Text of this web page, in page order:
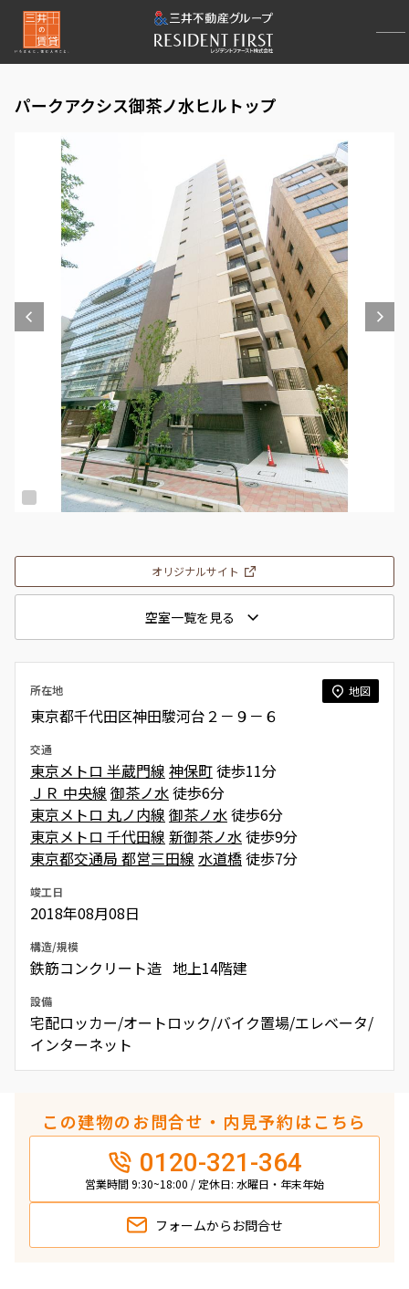
パークアクシス御茶ノ水ヒルトップ
オリジナルサイト
空室一覧を見る
所在地 地図
東京都千代田区神田駿河台２－９－６
交通
東京メトロ 半蔵門線 神保町徒歩11分
ＪＲ 中央線 御茶ノ水徒歩6分
東京メトロ 丸ノ内線 御茶ノ水徒歩6分
東京メトロ 千代田線 新御茶ノ水徒歩9分
東京都交通局 都営三田線 水道橋徒歩7分
竣工日
2018年08月08日
構造/規模
鉄筋コンクリート造 地上14階建
設備
宅配ロッカー/オートロック/バイク置場/エレベータ/
インターネット
この建物のお問合せ・内見予約はこちら
0120-321-364
営業時間 9:30~18:00 / 定休日: 水曜日・年末年始
フォームから お問合せ